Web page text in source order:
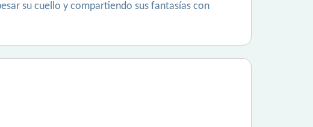
su cuello y compartiendo sus fantasías con